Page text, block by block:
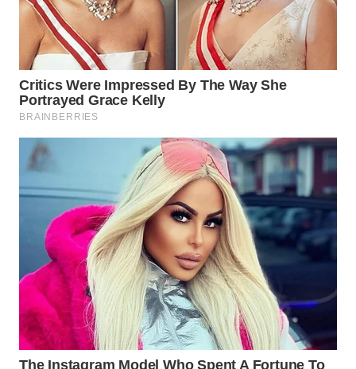
WN
TANGERANG
BINJAI
CIREBON
WN
INDRAMAYU
WN
KUNINGAN
WN
MAJALENGKA
WN